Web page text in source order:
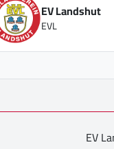
EV Landshut
EVL
EV